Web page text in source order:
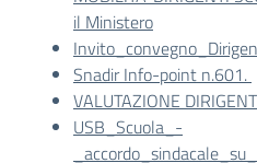
il Ministero
Snadir Info-point n.601.
VALUTAZIONE
USB_Scuola_-